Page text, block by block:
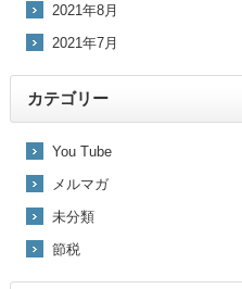
2021年8月
2021年7月
カテゴリー
You Tube
メルマガ
未分類
節税